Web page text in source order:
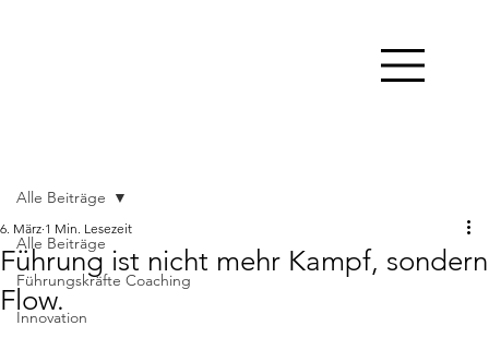
Alle Beiträge
Führungskräfte Coaching
Innovation
Alle Beiträge
Führung ist nicht mehr Kampf, sondern
Flow.
6. März 1 Min. Lesezeit